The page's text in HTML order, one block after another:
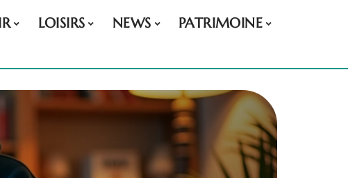
LOISIRS NEWS
PATRIMOINE